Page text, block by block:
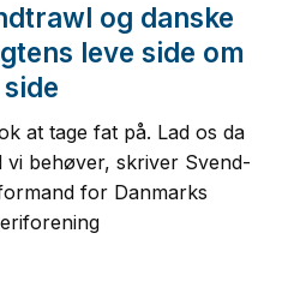
og danske
leve side om
side
at tage fat på. Lad os da
vi behøver, skriver Svend-
for Danmarks